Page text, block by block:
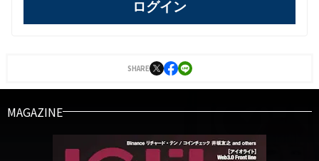
ログイン
SHARE
MAGAZINE